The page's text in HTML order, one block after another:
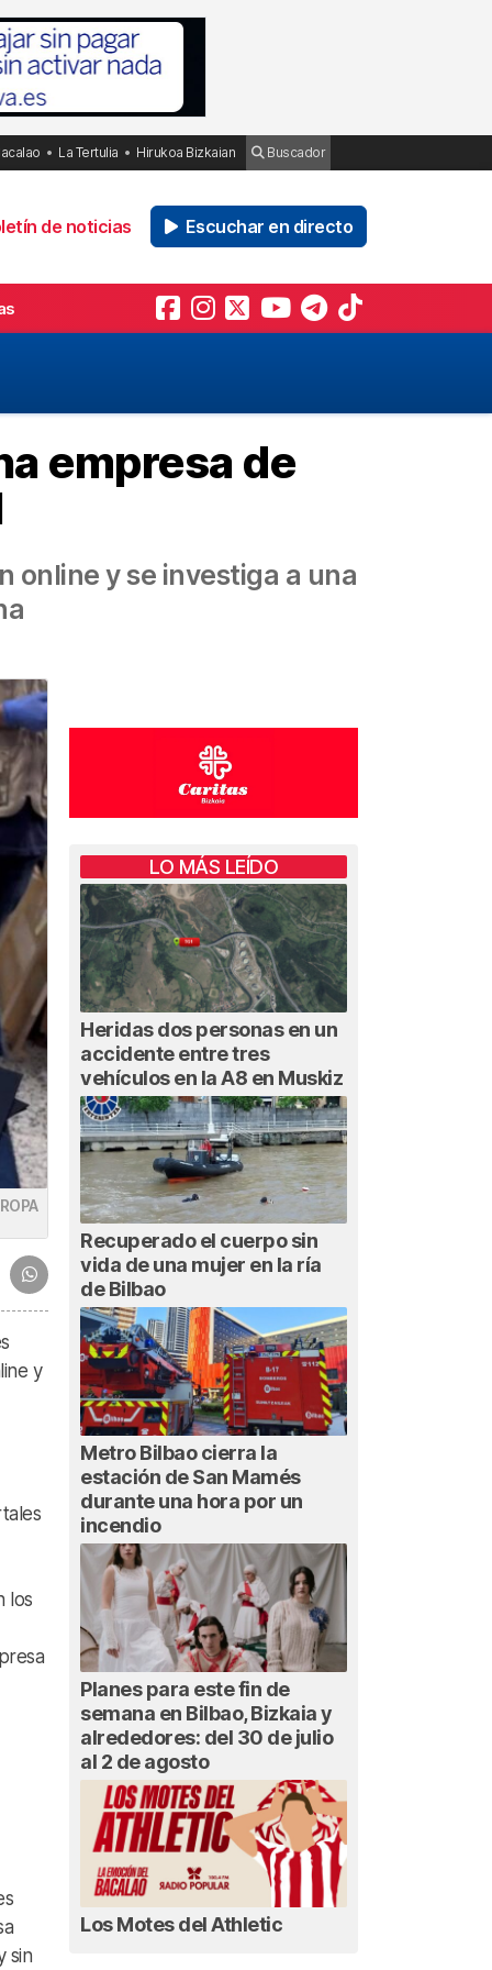
La Tertulia Hirukoa Bizkaian Buscador
de noticias Escuchar en directo
empresa de
online y se investiga a una
y
los
sin
LO MÁS LEÍDO
Heridas dos personas en un
accidente entre tres
vehículos en la A8 en Muskiz
Recuperado el cuerpo sin
vida de una mujer en la ría
de Bilbao
Metro Bilbao cierra la
estación de San Mamés
durante una hora por un
incendio
Planes para este fin de
semana en Bilbao, Bizkaia y
alrededores: del 30 de julio
al 2 de agosto
Los Motes del Athletic